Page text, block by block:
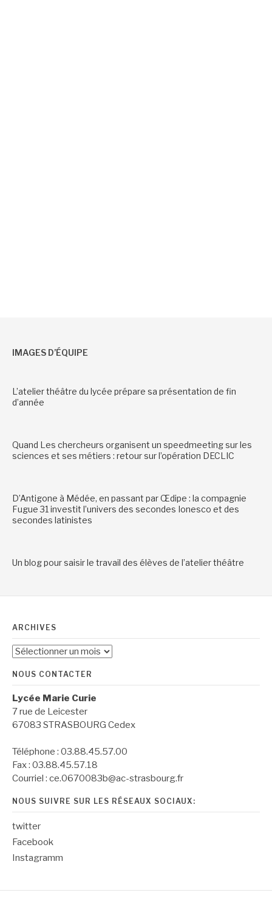
IMAGES D’ÉQUIPE
L’atelier théâtre du lycée prépare sa présentation de fin
d’année
Quand Les chercheurs organisent un speedmeeting sur les
sciences et ses métiers : retour sur l’opération DECLIC
D’Antigone à Médée, en passant par Œdipe : la compagnie
Fugue 31 investit l’univers des secondes Ionesco et des
secondes latinistes
Un blog pour saisir le travail des élèves de l’atelier théâtre
ARCHIVES
Archives
NOUS CONTACTER
Lycée Marie Curie
7 rue de Leicester
67083 STRASBOURG Cedex
Téléphone : 03.88.45.57.00
Fax : 03.88.45.57.18
Courriel : ce.0670083b@ac-strasbourg.fr
NOUS SUIVRE SUR LES RÉSEAUX SOCIAUX:
twitter
Facebook
Instagramm